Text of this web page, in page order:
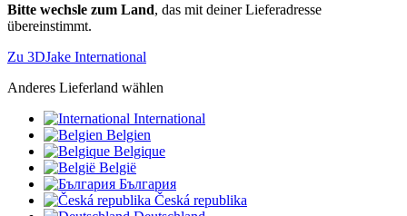
Bitte wechsle zum Land, das mit deiner Lieferadresse
übereinstimmt.
Zu 3DJake International
Anderes Lieferland wählen
International
Belgien
Belgique
België
България
Česká republika